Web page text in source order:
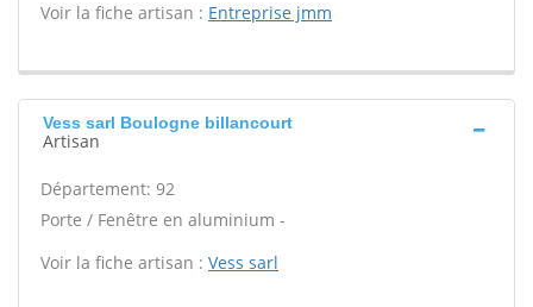
Voir la fiche artisan : Entreprise jmm
Vess sarl Boulogne billancourt
Artisan
Département: 92
Porte / Fenêtre en aluminium -
Voir la fiche artisan : Vess sarl